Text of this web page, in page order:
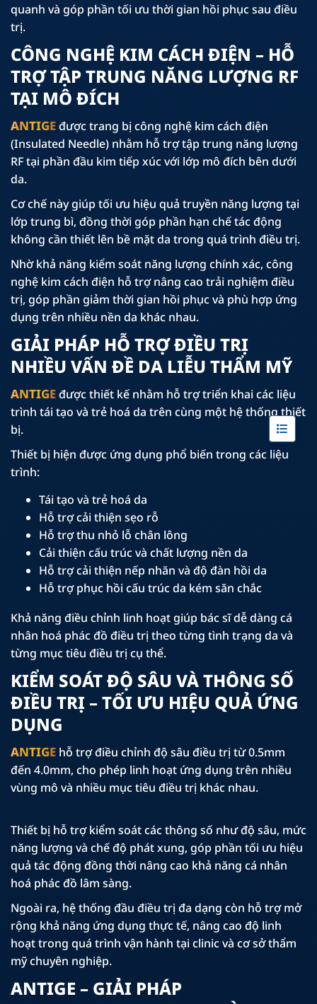
quanh và góp phần tối ưu thời gian hồi phục sau điều
trị.
CÔNG NGHỆ KIM CÁCH ĐIỆN – HỖ
TRỢ TẬP TRUNG NĂNG LƯỢNG RF
TẠI MÔ ĐÍCH
ANTIGEđược trang bị công nghệ kim cách điện
(Insulated Needle) nhằm hỗ trợ tập trung năng lượng
RF tại phần đầu kim tiếp xúc với lớp mô đích bên dưới
da.
Cơ chế này giúp tối ưu hiệu quả truyền năng lượng tại
lớp trung bì, đồng thời góp phần hạn chế tác động
không cần thiết lên bề mặt da trong quá trình điều trị.
Nhờ khả năng kiểm soát năng lượng chính xác, công
nghệ kim cách điện hỗ trợ nâng cao trải nghiệm điều
trị, góp phần giảm thời gian hồi phục và phù hợp ứng
dụng trên nhiều nền da khác nhau.
GIẢI PHÁP HỖ TRỢ ĐIỀU TRỊ
NHIỀU VẤN ĐỀ DA LIỄU THẨM MỸ
ANTIGEđược thiết kế nhằm hỗ trợ triển khai các liệu
trình tái tạo và trẻ hoá da trên cùng một hệ thống thiết
bị.
Thiết bị hiện được ứng dụng phổ biến trong các liệu
trình:
Tái tạo và trẻ hoá da
Hỗ trợ cải thiện sẹo rỗ
Hỗ trợ thu nhỏ lỗ chân lông
Cải thiện cấu trúc và chất lượng nền da
Hỗ trợ cải thiện nếp nhăn và độ đàn hồi da
Hỗ trợ phục hồi cấu trúc da kém săn chắc
Khả năng điều chỉnh linh hoạt giúp bác sĩ dễ dàng cá
nhân hoá phác đồ điều trị theo từng tình trạng da và
từng mục tiêu điều trị cụ thể.
KIỂM SOÁT ĐỘ SÂU VÀ THÔNG SỐ
ĐIỀU TRỊ – TỐI ƯU HIỆU QUẢ ỨNG
DỤNG
ANTIGE hỗ trợ điều chỉnh độ sâu điều trị từ 0.5mm
đến 4.0mm, cho phép linh hoạt ứng dụng trên nhiều
vùng mô và nhiều mục tiêu điều trị khác nhau.
Thiết bị hỗ trợ kiểm soát các thông số như độ sâu, mức
năng lượng và chế độ phát xung, góp phần tối ưu hiệu
quả tác động đồng thời nâng cao khả năng cá nhân
hoá phác đồ lâm sàng.
Ngoài ra, hệ thống đầu điều trị đa dạng còn hỗ trợ mở
rộng khả năng ứng dụng thực tế, nâng cao độ linh
hoạt trong quá trình vận hành tại clinic và cơ sở thẩm
mỹ chuyên nghiệp.
ANTIGE – GIẢI PHÁP